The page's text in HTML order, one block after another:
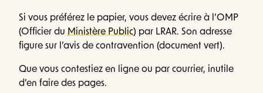
Si vous préférez le papier, vous devez écrire à l’OMP
(Officier du Ministère Public) par LRAR. Son adresse
figure sur l’avis de contravention (document vert).
Que vous contestiez en ligne ou par courrier, inutile
d’en faire des pages.